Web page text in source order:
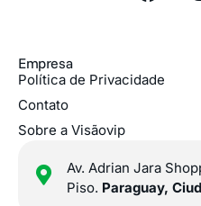
Empresa
Política de Privacidade
Contato
Sobre a Visãovip
Av. Adrian Jara
Piso. Paraguay,